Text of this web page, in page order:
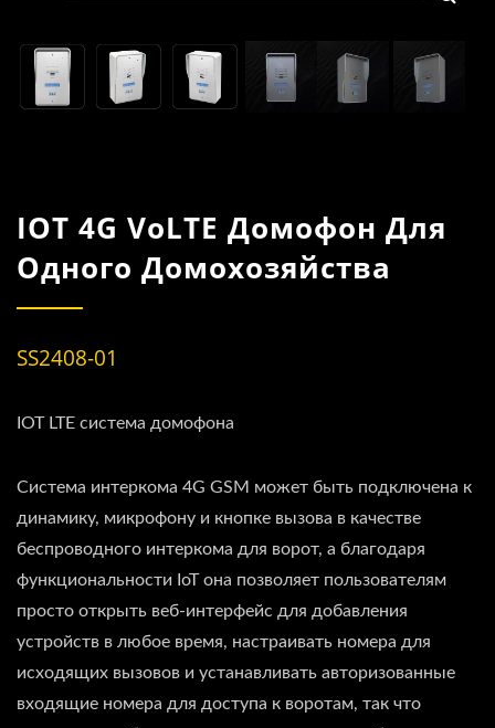
IOT 4G VoLTE Домофон Для
Одного Домохозяйства
SS2408-01
IOT LTE система домофона
Система интеркома 4G GSM может быть подключена к
динамику, микрофону и кнопке вызова в качестве
беспроводного интеркома для ворот, а благодаря
функциональности IoT она позволяет пользователям
просто открыть веб-интерфейс для добавления
устройств в любое время, настраивать номера для
исходящих вызовов и устанавливать авторизованные
входящие номера для доступа к воротам, так что